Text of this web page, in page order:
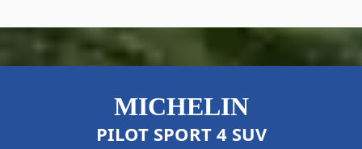
MICHELIN
PILOT SPORT 4 SUV